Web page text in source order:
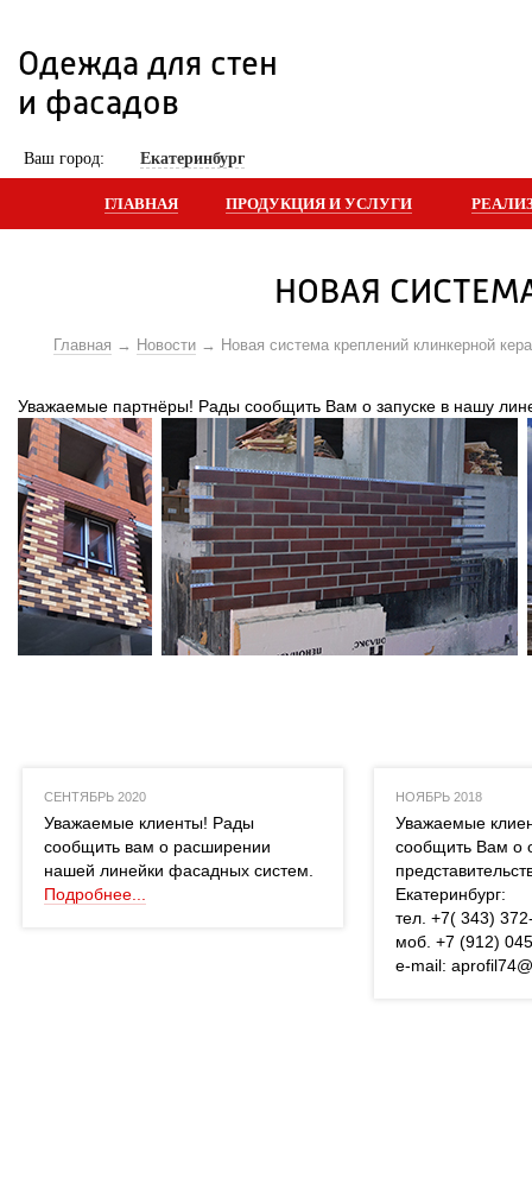
Одежда для стен
и фасадов
Ваш город: Екатеринбург
ГЛАВНАЯ ПРОДУКЦИЯ И УСЛУГИ
НОВАЯ
Главная Новости Новая система креплений клинкерной
Уважаемые партнёры! Рады сообщить Вам о запуске в нашу
СЕНТЯБРЬ 2020
Уважаемые клиенты! Рады
сообщить вам о расширении
нашей линейки фасадных систем.
Подробнее...
НОЯБРЬ 2018
Уважаемые
сообщить Вам о
Екатеринбург:
тел. +7( 343)
моб. +7 (912)
e-mail: